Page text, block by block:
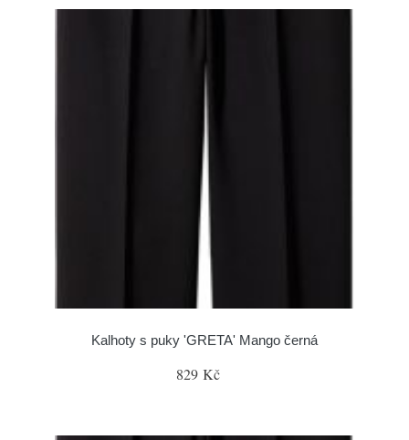
Kalhoty s puky 'GRETA' Mango černá
829 Kč